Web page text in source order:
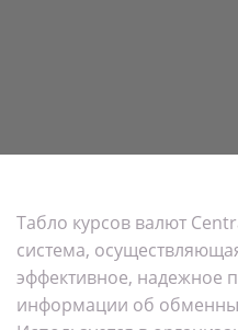
Табло курсов валют
система,
эффективное, надежное
информации об